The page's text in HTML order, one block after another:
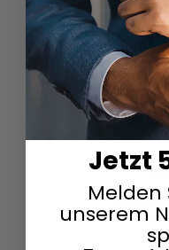
Jetzt
Melden
unserem